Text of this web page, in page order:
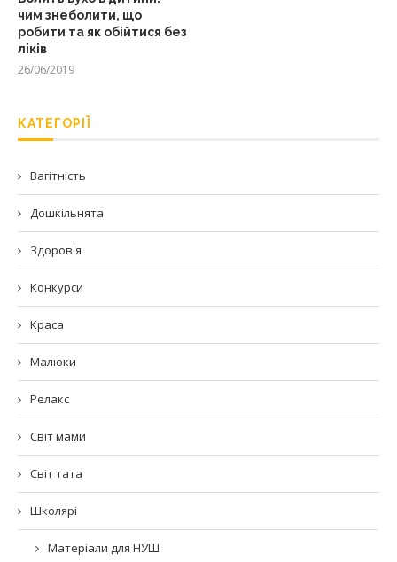
чим знеболити, що
робити та як обійтися без
ліків
26/06/2019
КАТЕГОРІЇ
Вагітність
Дошкільнята
Здоров'я
Конкурси
Краса
Малюки
Релакс
Світ мами
Світ тата
Школярі
Матеріали для НУШ